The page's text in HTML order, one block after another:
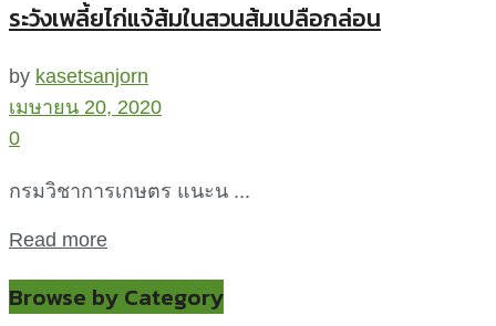
ระวังเพลี้ยไก่แจ้ส้มในสวนส้มเปลือกล่อน
by kasetsanjorn
เมษายน 20, 2020
0
กรมวิชาการเกษตร แนะน ...
Read more
Browse by Category